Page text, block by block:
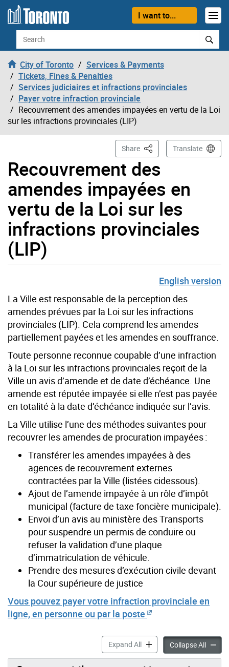
Skip to content
I want to...
Search
City of Toronto
Services & Payments
Tickets, Fines & Penalties
Services judiciaires et infractions provinciales
Payer votre infraction provinciale
Recouvrement des amendes impayées en vertu de la Loi
sur les infractions provinciales (LIP)
Recouvrement des
amendes impayées en
vertu de la Loi sur les
infractions provinciales
(LIP)
Share This PageTranslate
English version
La Ville est responsable de la perception des
amendes prévues par la Loi sur les infractions
provinciales (LIP). Cela comprend les amendes
partiellement payées et les amendes en souffrance.
Toute personne reconnue coupable d’une infraction
à la Loi sur les infractions provinciales reçoit de la
Ville un avis d’amende et de date d’échéance. Une
amende est réputée impayée si elle n’est pas payée
en totalité à la date d’échéance indiquée sur l’avis.
La Ville utilise l’une des méthodes suivantes pour
recouvrer les amendes de procuration impayées :
Transférer les amendes impayées à des
agences de recouvrement externes
contractées par la Ville (listées cidessous).
Ajout de l’amende impayée à un rôle d’impôt
municipal (facture de taxe foncière municipale).
Envoi d’un avis au ministère des Transports
pour suspendre un permis de conduire ou
refuser la validation d’une plaque
d’immatriculation de véhicule.
Prendre des mesures d’exécution civile devant
la Cour supérieure de justice
Vous pouvez payer votre infraction provinciale en
ligne, en personne ou par la poste
Expand AllRecouvrement des
Collapse All